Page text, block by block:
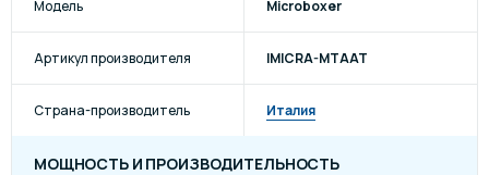
Модель Microboxer
Артикул производителя IMICRA-MTAAT
Страна-производитель Италия
МОЩНОСТЬ И ПРОИЗВОДИТЕЛЬНОСТЬ